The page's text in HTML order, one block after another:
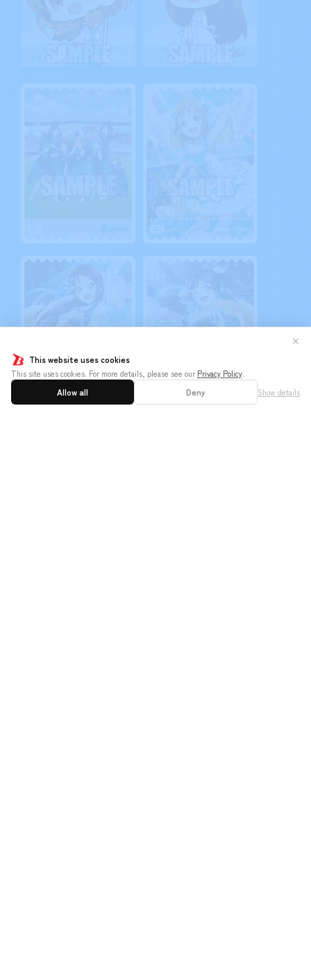
This website uses cookies
This site uses cookies. For more details, please see our Privacy Policy.
Allow all Deny Show details
✕